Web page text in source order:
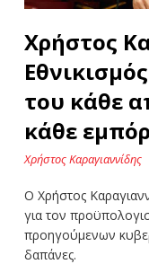
Χρήστος
του κάθε
κάθε
Χρήστος Καραγιαννίδης
Ο Χρήστος
για τον
προηγούμενων
δαπάνες.